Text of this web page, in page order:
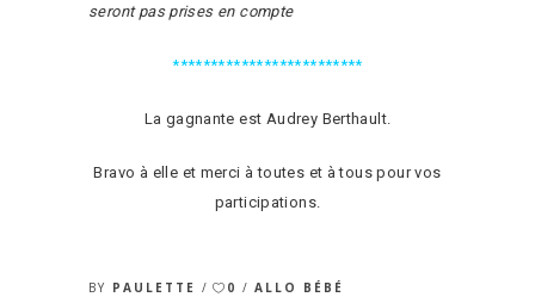
seront pas prises en compte
*************************
La gagnante est Audrey Berthault.
Bravo à elle et merci à toutes et à tous pour vos
participations.
BY PAULETTE 0 ALLO BÉBÉ